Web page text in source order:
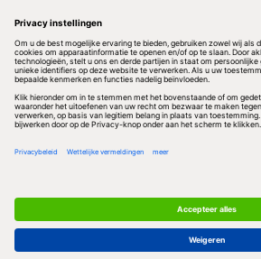
Redactionele partner
Privacy & Cookies